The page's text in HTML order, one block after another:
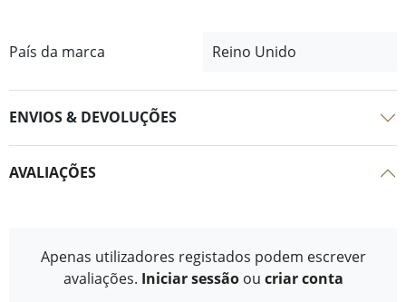
País da marca Reino Unido
ENVIOS & DEVOLUÇÕES
AVALIAÇÕES
Apenas utilizadores registados podem escrever
avaliações. Iniciar sessão ou criar conta